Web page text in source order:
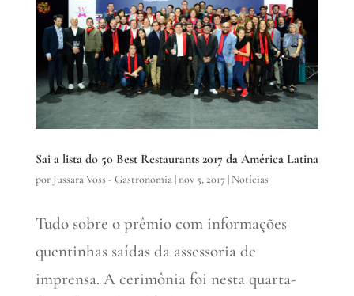
Sai a lista do 50 Best Restaurants 2017 da América Latina
por Jussara Voss - Gastronomia|nov 5, 2017| Notícias
Tudo sobre o prêmio com informações
quentinhas saídas da assessoria de
imprensa. A cerimônia foi nesta quarta-